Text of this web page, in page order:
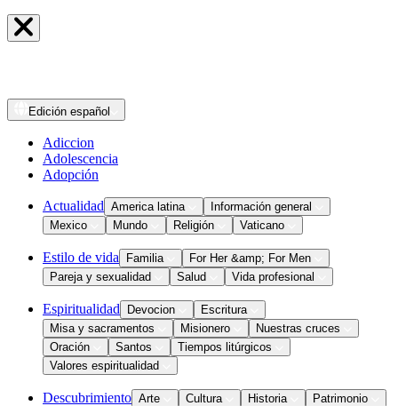
Edición español
Adiccion
Adolescencia
Adopción
Actualidad America latina
Información general
Mexico
Mundo Religión Vaticano
Estilo de vida Familia
For Her &amp; For Men
Pareja y sexualidad
Salud Vida profesional
Espiritualidad Devocion
Escritura
Misa y sacramentos
Misionero
Nuestras cruces
Oración
Santos
Tiempos litúrgicos
Valores espiritualidad
Descubrimiento Arte Cultura Historia
Patrimonio